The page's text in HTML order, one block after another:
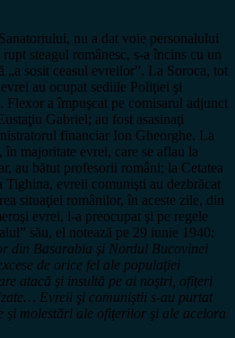
nu a dat voie personalului
steagul românesc, s-a încins cu un
„a sosit ceasul evreilor”. La Soroca, tot
au ocupat sediile Poliţiei şi
a împuşcat pe comisarul adjunct
Gabriel; au fost asasinaţi
financiar Ion Gheorghe. La
majoritate evrei, care se aflau la
au bătut profesorii români; la Cetatea
evreii comunişti au dezbrăcat
situaţiei românilor, în aceste zile, din
evrei, l-a preocupat şi pe regele
său, el notează pe 29 iunie 1940:
din Basarabia şi Nordul Bucovinei
de orice fel ale populaţiei
atacă şi insultă pe ai noştri, ofiţeri
Evreii şi comuniştii s-au purtat
şi molestări ale ofiţerilor şi ale acelora